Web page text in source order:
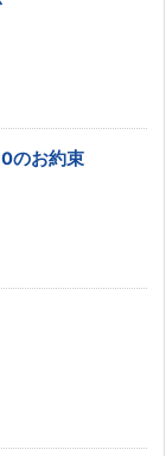
のお約束